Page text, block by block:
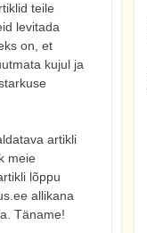
teile
levitada
on, et
kujul ja
artikli
meie
lõppu
allikana
Täname!